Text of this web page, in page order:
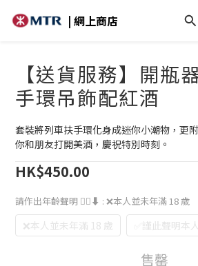
| 網上商店
【送貨服務】開瓶
手環吊飾配紅酒
套裝將列車扶手環化身成迷你小潮物，更
你和朋友打開美酒，慶祝特別時刻。
HK$450.00
請作出年齡聲明 👇🏻⬇️ : ❌本人並未年滿 18 歲
❌本人並未年滿 18 歲 ✅謹此聲明本
售罄